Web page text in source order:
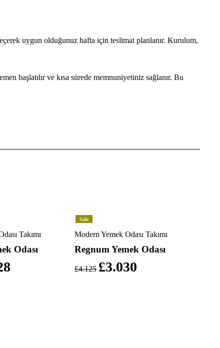
uygun olduğunuz hafta için teslimat planlanır. Kurulum,
başlatılır ve kısa sürede memnuniyetiniz sağlanır. Bu
Takımı
Odası
Sale
Modern Yemek Odası Takımı
Regnum Yemek Odası
£4.125 £3.030